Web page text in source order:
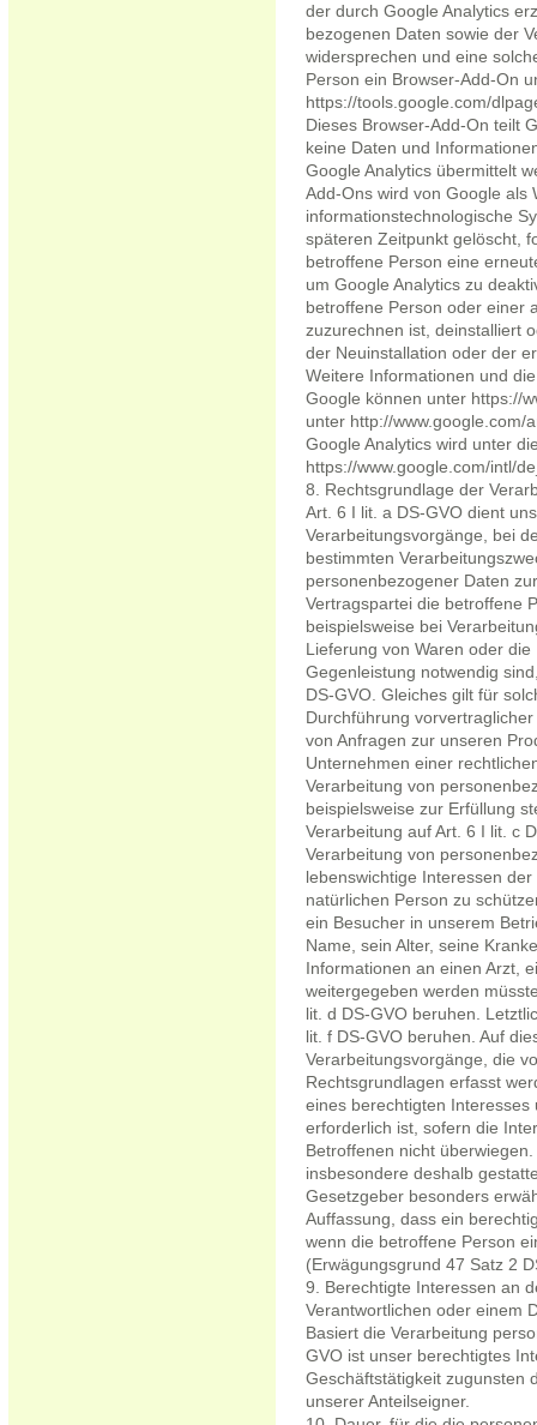
der durch Google Analytics
bezogenen Daten sowie der
widersprechen und eine
Person ein Browser-Add-On
https://tools.google.com/
Dieses Browser-Add-On teilt
keine Daten und
Google Analytics übermittelt
Add-Ons wird von Google als
informationstechnologische
späteren Zeitpunkt gelöscht,
betroffene Person eine
um Google Analytics zu
betroffene Person oder einer
zuzurechnen ist, deinstalliert
der Neuinstallation oder der
Weitere Informationen und
Google können unter https://
unter http://www.google.com/
Google Analytics wird unter
https://www.google.com/intl/
8. Rechtsgrundlage der
Art. 6 I lit. a DS-GVO dient
Verarbeitungsvorgänge, bei
bestimmten
personenbezogener Daten
Vertragspartei die betroffene
beispielsweise bei
Lieferung von Waren oder
Gegenleistung notwendig
DS-GVO. Gleiches gilt für
Durchführung
von Anfragen zur unseren
Unternehmen einer
Verarbeitung von
beispielsweise zur Erfüllung
Verarbeitung auf Art. 6 I lit. c
Verarbeitung von
lebenswichtige Interessen
natürlichen Person zu
ein Besucher in unserem
Name, sein Alter, seine
Informationen an einen Arzt,
weitergegeben werden
lit. d DS-GVO beruhen.
lit. f DS-GVO beruhen. Auf
Verarbeitungsvorgänge, die
Rechtsgrundlagen erfasst
eines berechtigten
erforderlich ist, sofern die
Betroffenen nicht
insbesondere deshalb
Gesetzgeber besonders
Auffassung, dass ein
wenn die betroffene Person
(Erwägungsgrund 47 Satz 2
9. Berechtigte Interessen an
Verantwortlichen oder einem
Basiert die Verarbeitung
GVO ist unser berechtigtes
Geschäftstätigkeit zugunsten
unserer Anteilseigner.